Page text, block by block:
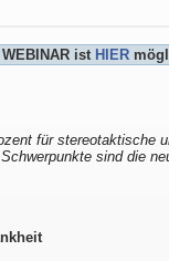
ist HIER
für stereotaktische
sind die